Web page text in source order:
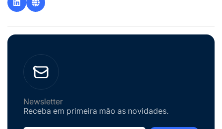
Newsletter
Receba em primeira mão as novidades.